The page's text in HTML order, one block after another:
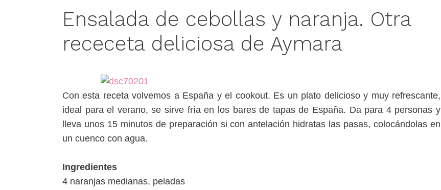
Ensalada de cebollas y naranja. Otra
receceta deliciosa de Aymara
Con esta receta volvemos a España y el cookout. Es un plato delicioso y muy refrescante,
ideal para el verano, se sirve fría en los bares de tapas de España. Da para 4 personas y
lleva unos 15 minutos de preparación si con antelación hidratas las pasas, colocándolas en
un cuenco con agua.
Ingredientes
4 naranjas medianas, peladas